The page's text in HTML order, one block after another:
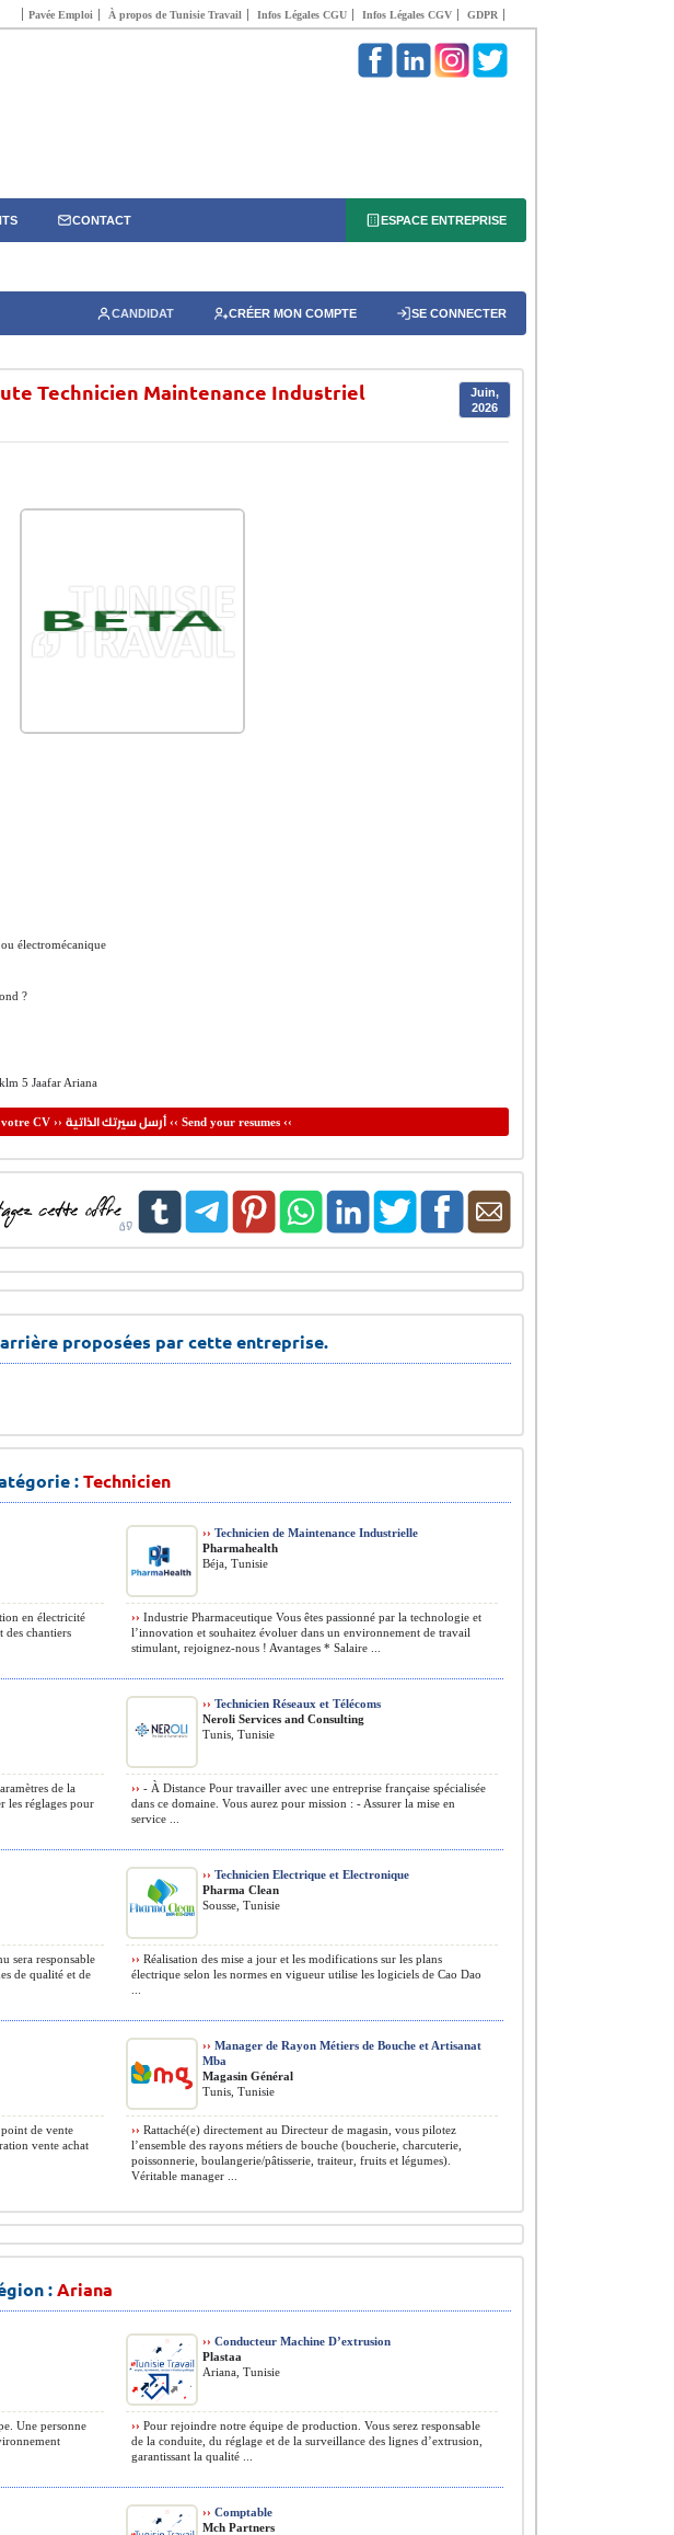
Pavée Emploi À propos de Tunisie Travail Infos Légales CGU Infos Légales CGV GDPR
CONTACT ESPACE ENTREPRISE
CANDIDAT CRÉER MON COMPTE SE CONNECTER
Technicien Maintenance Industriel
Juin,
2026
électromécanique
?
5 Jaafar Ariana
CV ›› أرسل سيرتك الذاتية‹‹ Send your resumes ‹‹
proposées par cette entreprise.
:Technicien
en électricité
des chantiers
›› Technicien de Maintenance Industrielle
Pharmahealth
Béja, Tunisie
›› Industrie Pharmaceutique Vous êtes passionné par la technologie et
l’innovation et souhaitez évoluer dans un environnement de travail
stimulant, rejoignez-nous ! Avantages * Salaire ...
de la
les réglages pour
›› Technicien Réseaux et Télécoms
Neroli Services and Consulting
Tunis, Tunisie
›› - À Distance Pour travailler avec une entreprise française spécialisée
dans ce domaine. Vous aurez pour mission : - Assurer la mise en
service ...
sera responsable
de qualité et de
›› Technicien Electrique et Electronique
Pharma Clean
Sousse, Tunisie
›› Réalisation des mise a jour et les modifications sur les plans
électrique selon les normes en vigueur utilise les logiciels de Cao Dao
de vente
vente achat
›› Manager de Rayon Métiers de Bouche et Artisanat
Mba
Magasin Général
Tunis, Tunisie
›› Rattaché(e) directement au Directeur de magasin, vous pilotez
l’ensemble des rayons métiers de bouche (boucherie, charcuterie,
poissonnerie, boulangerie/pâtisserie, traiteur, fruits et légumes).
Véritable manager ...
:Ariana
Une personne
›› Conducteur Machine D’extrusion
Plastaa
Ariana, Tunisie
›› Pour rejoindre notre équipe de production. Vous serez responsable
de la conduite, du réglage et de la surveillance des lignes d’extrusion,
garantissant la qualité ...
›› Comptable
Mch Partners